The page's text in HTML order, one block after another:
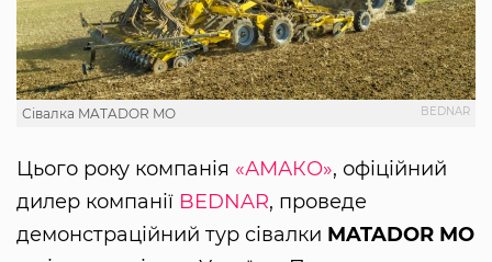
BEDNAR
Сівалка MATADOR MO
Цього року компанія «АМАКО», офіційний
дилер компанії BEDNAR, проведе
демонстраційний тур сівалки MATADOR MO